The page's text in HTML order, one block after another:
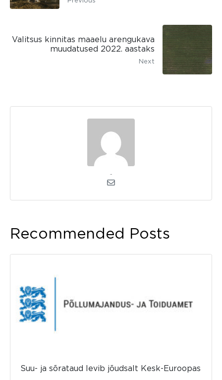
Valitsus kinnitas maaelu arengukava
muudatused 2022. aastaks
Next
Recommended Posts
Suu- ja sõrataud levib jõudsalt Kesk-Euroopas